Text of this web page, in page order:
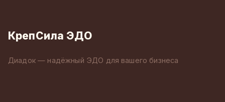
КрепСила ЭДО
Диадок — надёжный ЭДО для вашего бизнеса